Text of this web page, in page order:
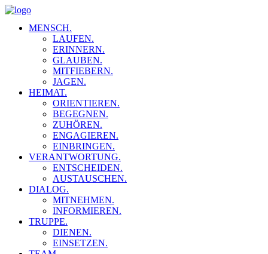
MENSCH.
LAUFEN.
ERINNERN.
GLAUBEN.
MITFIEBERN.
JAGEN.
HEIMAT.
ORIENTIEREN.
BEGEGNEN.
ZUHÖREN.
ENGAGIEREN.
EINBRINGEN.
VERANTWORTUNG.
ENTSCHEIDEN.
AUSTAUSCHEN.
DIALOG.
MITNEHMEN.
INFORMIEREN.
TRUPPE.
DIENEN.
EINSETZEN.